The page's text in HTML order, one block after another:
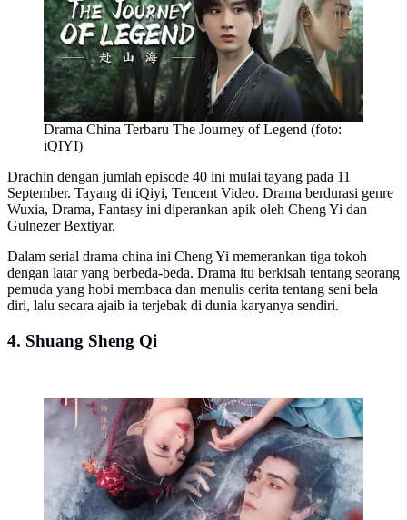
Drama China Terbaru The Journey of Legend (foto:
iQIYI)
Drachin dengan jumlah episode 40 ini mulai tayang pada 11
September. Tayang di iQiyi, Tencent Video. Drama berdurasi genre
Wuxia, Drama, Fantasy ini diperankan apik oleh Cheng Yi dan
Gulnezer Bextiyar.
Dalam serial drama china ini Cheng Yi memerankan tiga tokoh
dengan latar yang berbeda-beda. Drama itu berkisah tentang seorang
pemuda yang hobi membaca dan menulis cerita tentang seni bela
diri, lalu secara ajaib ia terjebak di dunia karyanya sendiri.
4. Shuang Sheng Qi